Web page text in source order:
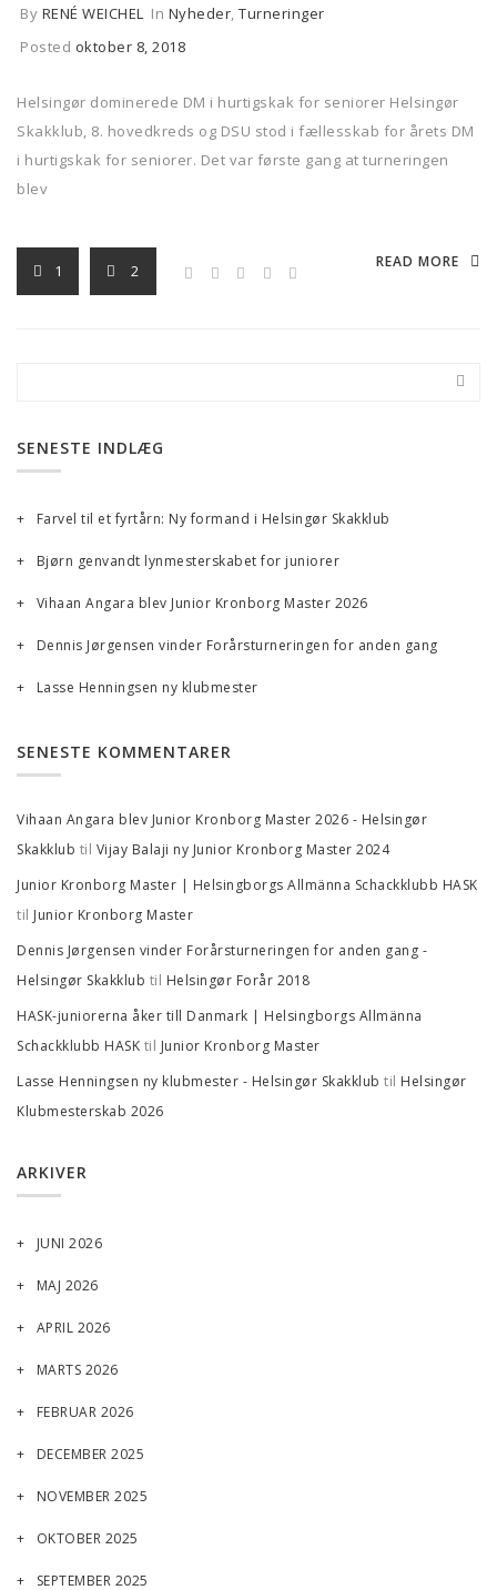
By RENÉ WEICHEL In Nyheder, Turneringer
Posted oktober 8, 2018
Helsingør dominerede DM i hurtigskak for seniorer Helsingør
Skakklub, 8. hovedkreds og DSU stod i fællesskab for årets DM
i hurtigskak for seniorer. Det var første gang at turneringen
blev
READ MORE
1 2
SENESTE INDLÆG
Farvel til et fyrtårn: Ny formand i Helsingør Skakklub
Bjørn genvandt lynmesterskabet for juniorer
Vihaan Angara blev Junior Kronborg Master 2026
Dennis Jørgensen vinder Forårsturneringen for anden gang
Lasse Henningsen ny klubmester
SENESTE KOMMENTARER
Vihaan Angara blev Junior Kronborg Master 2026 - Helsingør
Skakklub til Vijay Balaji ny Junior Kronborg Master 2024
Junior Kronborg Master | Helsingborgs Allmänna Schackklubb HASK
til Junior Kronborg Master
Dennis Jørgensen vinder Forårsturneringen for anden gang -
Helsingør Skakklub til Helsingør Forår 2018
HASK-juniorerna åker till Danmark | Helsingborgs Allmänna
Schackklubb HASK til Junior Kronborg Master
Lasse Henningsen ny klubmester - Helsingør Skakklub til Helsingør
Klubmesterskab 2026
ARKIVER
JUNI 2026
MAJ 2026
APRIL 2026
MARTS 2026
FEBRUAR 2026
DECEMBER 2025
NOVEMBER 2025
OKTOBER 2025
SEPTEMBER 2025